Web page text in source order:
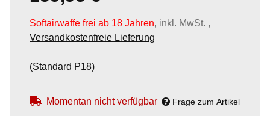
Softairwaffe frei ab 18 Jahren, inkl. MwSt. ,
Versandkostenfreie Lieferung
(Standard P18)
Momentan nicht verfügbar Frage zum Artikel